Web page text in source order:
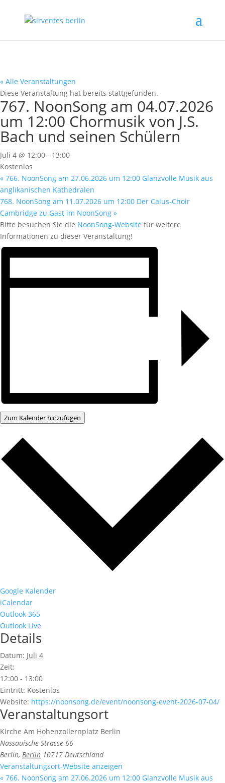
« Alle Veranstaltungen
Diese Veranstaltung hat bereits stattgefunden.
767. NoonSong am 04.07.2026
um 12:00 Chormusik von J.S.
Bach und seinen Schülern
Juli 4 @ 12:00 - 13:00
Kostenlos
« 766. NoonSong am 27.06.2026 um 12:00 Glanzvolle Musik aus
anglikanischen Kathedralen
768. NoonSong am 11.07.2026 um 12:00 Der Caius-Choir
Cambridge zu Gast im NoonSong »
Bitte besuchen Sie die NoonSong-Website für weitere
Informationen zu dieser Veranstaltung!
Zum Kalender hinzufügen
Google Kalender
iCalendar
Outlook 365
Outlook Live
Details
Datum: Juli 4
Zeit:
12:00 - 13:00
Eintritt: Kostenlos
Website: https://noonsong.de/event/noonsong-event-2026-07-04/
Veranstaltungsort
Kirche Am Hohenzollernplatz Berlin
Nassauische Strasse 66
Berlin, Berlin 10717 Deutschland
Veranstaltungsort-Website anzeigen
« 766. NoonSong am 27.06.2026 um 12:00 Glanzvolle Musik aus